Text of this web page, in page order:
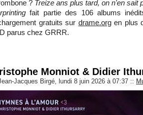
? Treize ans plus tard, on n'en sait
fait partie des 106 albums
gratuits sur drame.orgen plus
parus chez GRRR.
Monniot & Didier
Jacques Birgé, lundi 8 juin 2026 à 07:37 ::